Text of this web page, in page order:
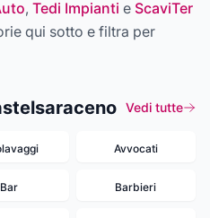
, Tedi Impianti e ScaviTer
qui sotto e filtra per
Vedi tutte
Avvocati
Bar Barbieri